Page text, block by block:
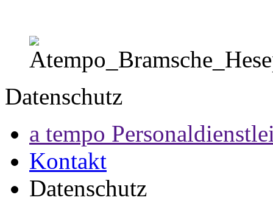
Datenschutz
a tempo
Kontakt
Datenschutz